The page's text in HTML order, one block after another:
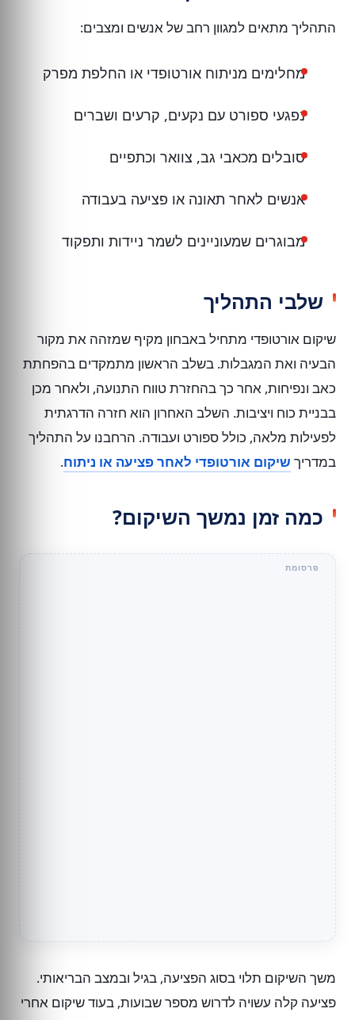
התהליך מתאים למגוון רחב של אנשים ומצבים:
מחלימים מניתוח אורטופדי או החלפת מפרק
נפגעי ספורט עם נקעים, קרעים ושברים
סובלים מכאבי גב, צוואר וכתפיים
אנשים לאחר תאונה או פציעה בעבודה
מבוגרים שמעוניינים לשמר ניידות ותפקוד
שלבי התהליך
שיקום אורטופדי מתחיל באבחון מקיף שמזהה את מקור
הבעיה ואת המגבלות. בשלב הראשון מתמקדים בהפחתת
כאב ונפיחות, אחר כך בהחזרת טווח התנועה, ולאחר מכן
בבניית כוח ויציבות. השלב האחרון הוא חזרה הדרגתית
לפעילות מלאה, כולל ספורט ועבודה. הרחבנו על התהליך
במדריך שיקום אורטופדי לאחר פציעה או ניתוח.
כמה זמן נמשך השיקום?
משך השיקום תלוי בסוג הפציעה, בגיל ובמצב הבריאותי.
פציעה קלה עשויה לדרוש מספר שבועות, בעוד שיקום אחרי